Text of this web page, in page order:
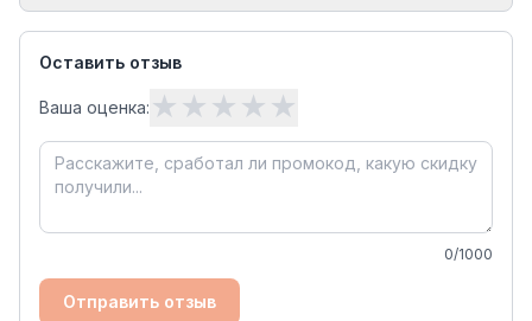
Оставить отзыв
Ваша оценка: ★ ★ ★ ★ ★
0/1000
Отправить отзыв